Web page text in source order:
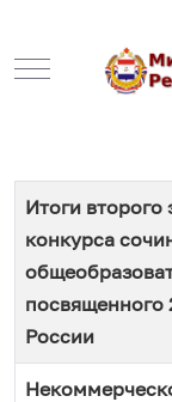
Mobile Menu
Название
Итоги
конкурса
посвященного
России